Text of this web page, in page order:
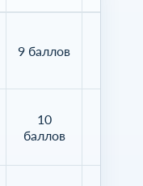
9 баллов
10
баллов